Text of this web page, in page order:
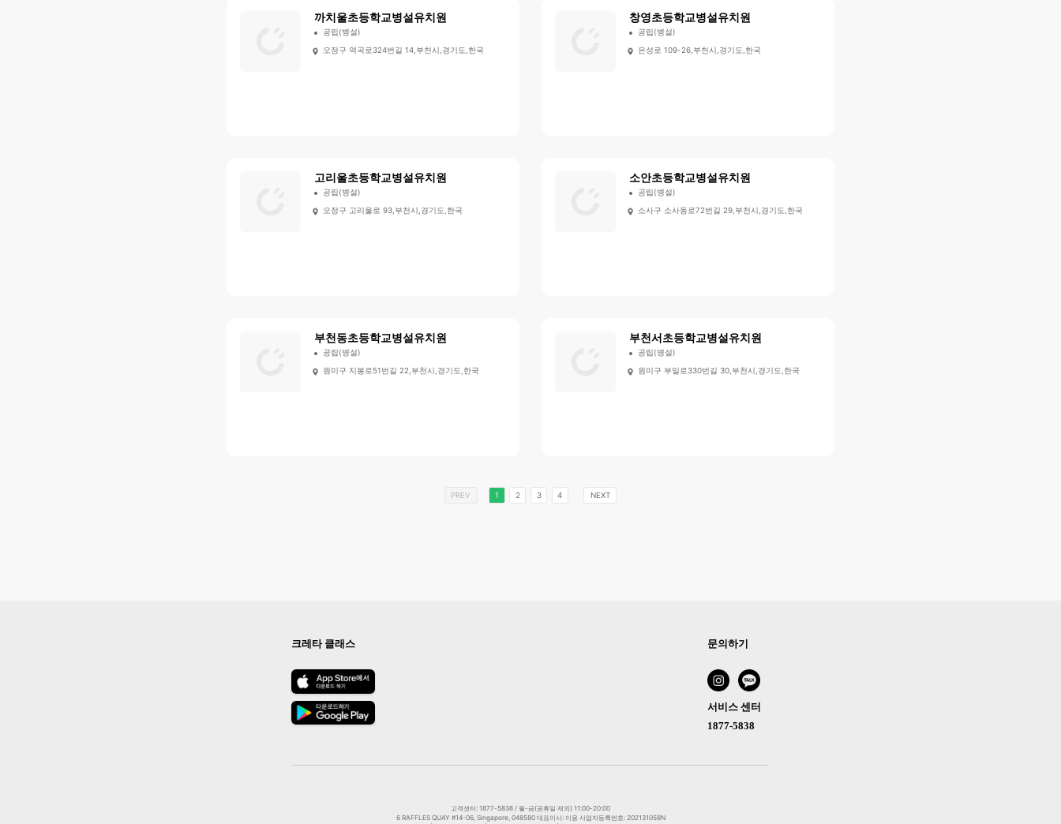
까치울초등학교병설유치원
공립(병설)
오정구 역곡로324번길 14,부천시,경기도,한국
창영초등학교병설유치원
공립(병설)
은성로 109-26,부천시,경기도,한국
고리울초등학교병설유치원
공립(병설)
오정구 고리울로 93,부천시,경기도,한국
소안초등학교병설유치원
공립(병설)
소사구 소사동로72번길 29,부천시,경기도,한국
부천동초등학교병설유치원
공립(병설)
원미구 지봉로51번길 22,부천시,경기도,한국
부천서초등학교병설유치원
공립(병설)
원미구 부일로330번길 30,부천시,경기도,한국
PREV 1 2 3 4 NEXT
크레타 클래스 문의하기
서비스 센터
1877-5838
고객센터: 1877-5838 / 월-금(공휴일 제외) 11:00-20:00
6 RAFFLES QUAY #14-06, Singapore, 048580 대표이사: 이용 사업자등록번호: 202131058N